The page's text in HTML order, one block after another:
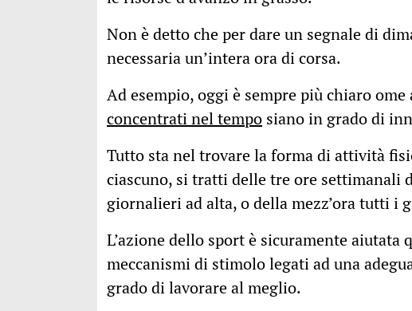
Non è detto che per dare un segnale di
necessaria un’intera ora di corsa.
Ad esempio, oggi è sempre più chiaro ome
concentrati nel tempo siano in grado di
Tutto sta nel trovare la forma di attività
ciascuno, si tratti delle tre ore settimanali
giornalieri ad alta, o della mezz’ora tutti i
L’azione dello sport è sicuramente
meccanismi di stimolo legati ad una
grado di lavorare al meglio.